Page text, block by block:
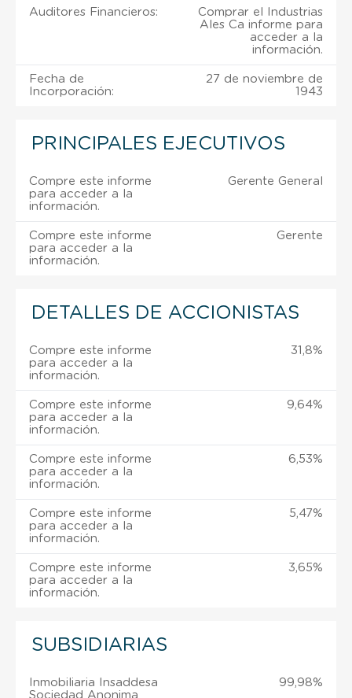
Auditores Financieros:
Comprar el Industrias
Ales Ca informe para
acceder a la
información.
Fecha de
Incorporación:
27 de noviembre de
1943
PRINCIPALES EJECUTIVOS
Compre este informe
para acceder a la
información.
Gerente General
Compre este informe
para acceder a la
información.
Gerente
DETALLES DE ACCIONISTAS
Compre este informe
para acceder a la
información.
31,8%
Compre este informe
para acceder a la
información.
9,64%
Compre este informe
para acceder a la
información.
6,53%
Compre este informe
para acceder a la
información.
5,47%
Compre este informe
para acceder a la
información.
3,65%
SUBSIDIARIAS
Inmobiliaria Insaddesa
Sociedad Anonima
99,98%